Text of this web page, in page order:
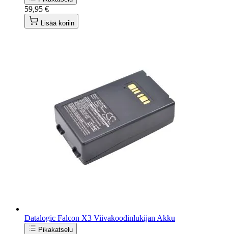
59,95 €
Lisää koriin
Datalogic Falcon X3 Viivakoodinlukijan Akku
Pikakatselu